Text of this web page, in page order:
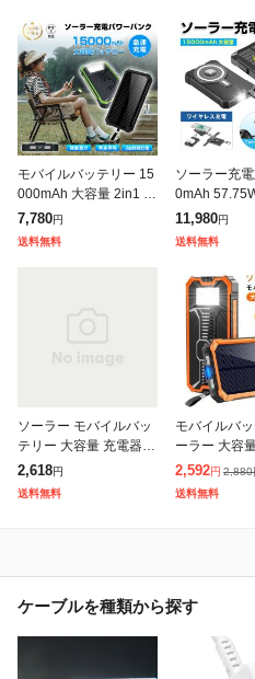
モバイルバッテリー 15
000mAh 大容量 2in1 ソ
ーラーモバイルバッテ
リー 日光を電力に変換
7,780円
送料無料
ソーラー充
0mAh
モバイルバッ
W高速ワイヤ
同時
11,980円
送料無料
ソーラー モバイルバッ
テリー 大容量 充電器 5
000mAh 携帯充電器 ソ
ーラー充電器 スマート
2,618円
送料無料
モバイルバ
ーラー 大容
15000mAh
2台同時充電
2,592円 2,880
送料無料
ケーブルを種類から探す